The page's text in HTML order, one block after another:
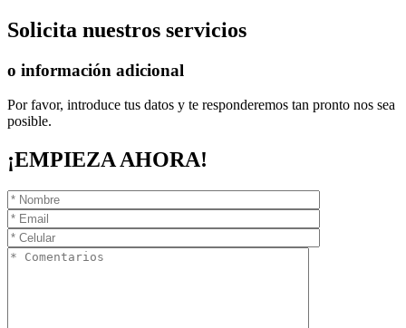
Solicita nuestros servicios
o información adicional
Por favor, introduce tus datos y te responderemos tan pronto nos sea
posible.
¡EMPIEZA AHORA!